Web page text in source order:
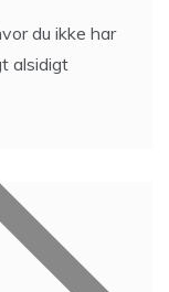
du ikke har
alsidigt